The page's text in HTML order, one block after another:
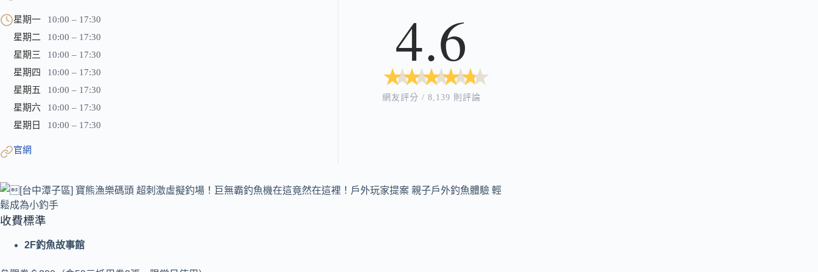
星期一
10:00 – 17:30
星期二
10:00 – 17:30
星期三
10:00 – 17:30
星期四
10:00 – 17:30
星期五
10:00 – 17:30
星期六
10:00 – 17:30
星期日
10:00 – 17:30
官網
4.6
★
★ ★
★ ★
★ ★
★ ★
★
網友評分 / 8,139 則評論
收費標準
2F釣魚故事館